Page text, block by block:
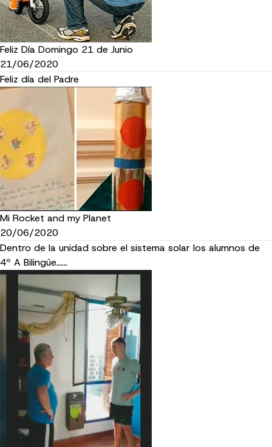
Feliz Día Domingo 21 de Junio
21/06/2020
Feliz día del Padre
Mi Rocket and my Planet
20/06/2020
Dentro de la unidad sobre el sistema solar los alumnos de
4º A Bilingüe......